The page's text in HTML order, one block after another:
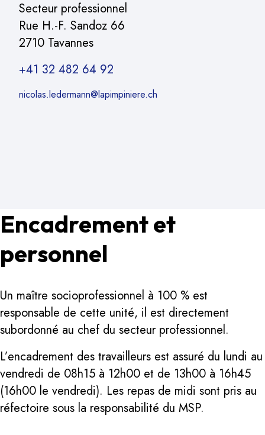
Secteur professionnel
Rue H.-F. Sandoz 66
2710 Tavannes
+41 32 482 64 92
nicolas.ledermann@lapimpiniere.ch
Encadrement et
personnel
Un maître socioprofessionnel à 100 % est
responsable de cette unité, il est directement
subordonné au chef du secteur professionnel.
L’encadrement des travailleurs est assuré du lundi au
vendredi de 08h15 à 12h00 et de 13h00 à 16h45
(16h00 le vendredi). Les repas de midi sont pris au
réfectoire sous la responsabilité du MSP.